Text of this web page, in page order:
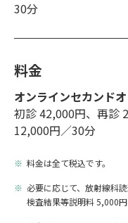
30分
料金
オンラインセカンド
初診 42,000円、再診
12,000円／30分
料金は全て税込です。
必要に応じて、放射線科
検査結果等説明料 5,000円